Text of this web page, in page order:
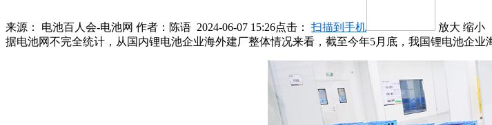
来源： 电池百人会-电池网 作者： 陈语 2024-06-07 15:26点击： 扫描到手机 放大 缩小
据电池网不完全统计，从国内锂电池企业海外建厂整体情况来看，截至今年5月底，我国锂电池企业